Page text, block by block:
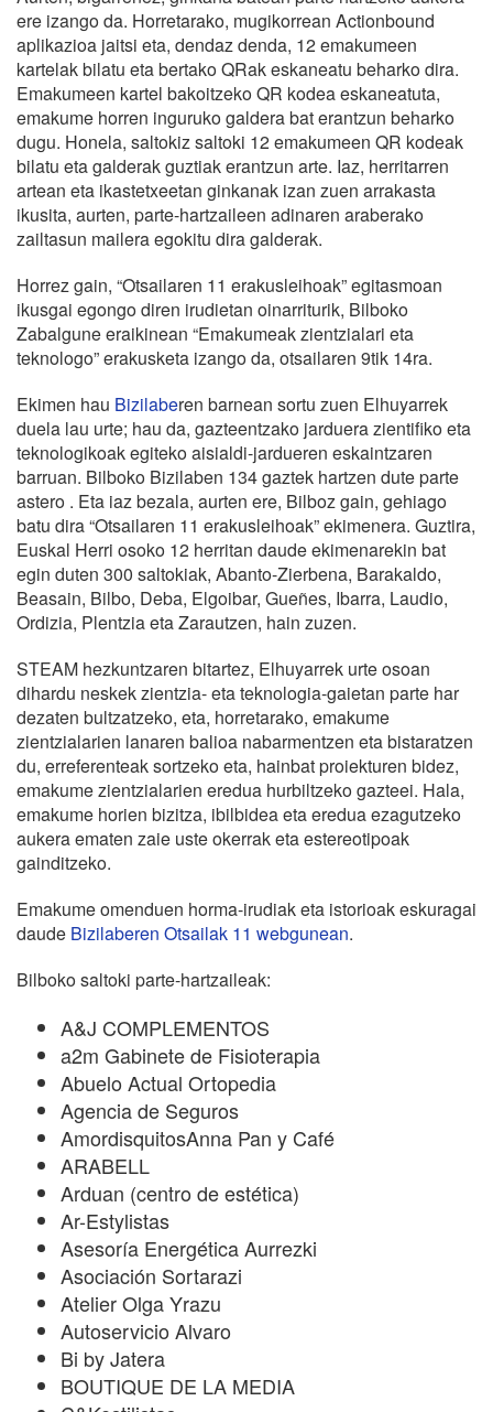
ere izango da. Horretarako, mugikorrean Actionbound
aplikazioa jaitsi eta, dendaz denda, 12 emakumeen
kartelak bilatu eta bertako QRak eskaneatu beharko dira.
Emakumeen kartel bakoitzeko QR kodea eskaneatuta,
emakume horren inguruko galdera bat erantzun beharko
dugu. Honela, saltokiz saltoki 12 emakumeen QR kodeak
bilatu eta galderak guztiak erantzun arte. Iaz, herritarren
artean eta ikastetxeetan ginkanak izan zuen arrakasta
ikusita, aurten, parte-hartzaileen adinaren araberako
zailtasun mailera egokitu dira galderak.
Horrez gain, “Otsailaren 11 erakusleihoak” egitasmoan
ikusgai egongo diren irudietan oinarriturik, Bilboko
Zabalgune eraikinean “Emakumeak zientzialari eta
teknologo” erakusketa izango da, otsailaren 9tik 14ra.
Ekimen hau Bizilaberen barnean sortu zuen Elhuyarrek
duela lau urte; hau da, gazteentzako jarduera zientifiko eta
teknologikoak egiteko aisialdi-jardueren eskaintzaren
barruan. Bilboko Bizilaben 134 gaztek hartzen dute parte
astero . Eta iaz bezala, aurten ere, Bilboz gain, gehiago
batu dira “Otsailaren 11 erakusleihoak” ekimenera. Guztira,
Euskal Herri osoko 12 herritan daude ekimenarekin bat
egin duten 300 saltokiak, Abanto-Zierbena, Barakaldo,
Beasain, Bilbo, Deba, Elgoibar, Gueñes, Ibarra, Laudio,
Ordizia, Plentzia eta Zarautzen, hain zuzen.
STEAM hezkuntzaren bitartez, Elhuyarrek urte osoan
dihardu neskek zientzia- eta teknologia-gaietan parte har
dezaten bultzatzeko, eta, horretarako, emakume
zientzialarien lanaren balioa nabarmentzen eta bistaratzen
du, erreferenteak sortzeko eta, hainbat proiekturen bidez,
emakume zientzialarien eredua hurbiltzeko gazteei. Hala,
emakume horien bizitza, ibilbidea eta eredua ezagutzeko
aukera ematen zaie uste okerrak eta estereotipoak
gainditzeko.
Emakume omenduen horma-irudiak eta istorioak eskuragai
daude Bizilaberen Otsailak 11 webgunean.
Bilboko saltoki parte-hartzaileak:
A&J COMPLEMENTOS
a2m Gabinete de Fisioterapia
Abuelo Actual Ortopedia
Agencia de Seguros
AmordisquitosAnna Pan y Café
ARABELL
Arduan (centro de estética)
Ar-Estylistas
Asesoría Energética Aurrezki
Asociación Sortarazi
Atelier Olga Yrazu
Autoservicio Alvaro
Bi by Jatera
BOUTIQUE DE LA MEDIA